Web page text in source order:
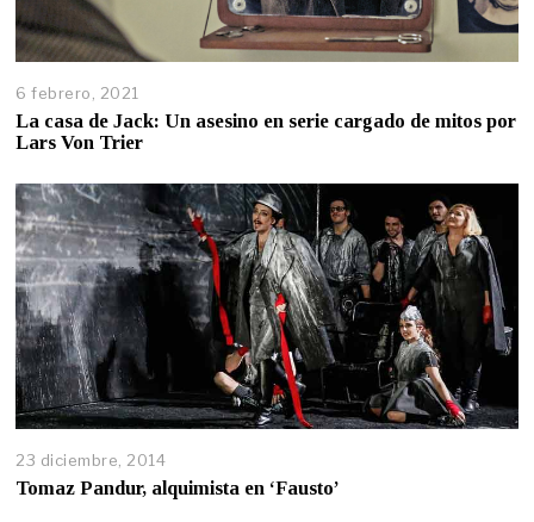
6 febrero, 2021
La casa de Jack: Un asesino en serie cargado de mitos por
Lars Von Trier
23 diciembre, 2014
Tomaz Pandur, alquimista en ‘Fausto’